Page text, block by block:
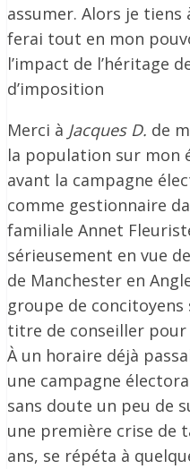
assumer. Alors je tiens
ferai tout en mon
l’impact de l’héritage
d’imposition
Merci à Jacques D. de
la population sur mon
avant la campagne
comme gestionnaire
familiale Annet
sérieusement en vue
de Manchester en
groupe de
titre de conseiller
À un horaire déjà
une campagne
sans doute un peu de
une première crise de
ans, se répéta à